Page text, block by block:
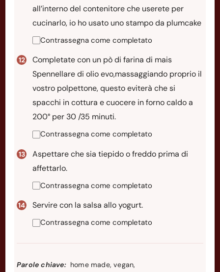
all’interno del contenitore che userete per
cucinarlo, io ho usato uno stampo da plumcake
Contrassegna come completato
Completate con un pò di farina di mais
Spennellare di olio evo,massaggiando proprio il
vostro polpettone, questo eviterà che si
spacchi in cottura e cuocere in forno caldo a
200° per 30 /35 minuti.
Contrassegna come completato
Aspettare che sia tiepido o freddo prima di
affettarlo.
Contrassegna come completato
Servire con la salsa allo yogurt.
Contrassegna come completato
Parole chiave: home made, vegan,